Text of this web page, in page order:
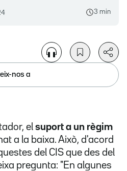
3 min
nos a
el suport a un règim
a la baixa. Això, d'acord
del CIS que des del
pregunta: "En algunes